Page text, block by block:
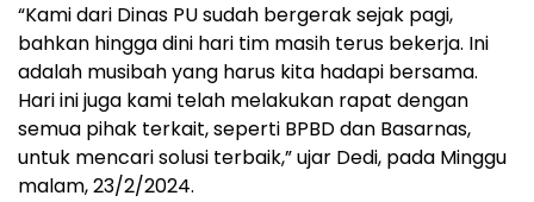
“Kami dari Dinas PU sudah bergerak sejak pagi,
bahkan hingga dini hari tim masih terus bekerja. Ini
adalah musibah yang harus kita hadapi bersama.
Hari ini juga kami telah melakukan rapat dengan
semua pihak terkait, seperti BPBD dan Basarnas,
untuk mencari solusi terbaik,” ujar Dedi, pada Minggu
malam, 23/2/2024.